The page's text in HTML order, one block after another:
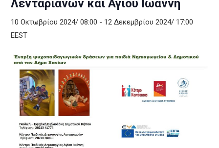
Λενταριανών και Αγίου Ιωάννη
10 Οκτωβρίου 2024/ 08:00 - 12 Δεκεμβρίου 2024/ 17:00
EEST